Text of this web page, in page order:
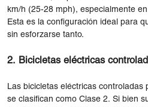
km/h (25-28 mph), especialmente
Esta es la configuración ideal para
sin esforzarse tanto.
2. Bicicletas eléctricas
Las bicicletas eléctricas
se clasifican como Clase 2. Si bien